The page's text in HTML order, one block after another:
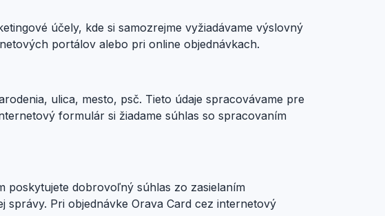
účely, kde si samozrejme vyžiadávame výslovný
portálov alebo pri online objednávkach.
ulica, mesto, psč. Tieto údaje spracovávame pre
formulár si žiadame súhlas so spracovaním
poskytujete dobrovoľný súhlas zo zasielaním
Pri objednávke Orava Card cez internetový